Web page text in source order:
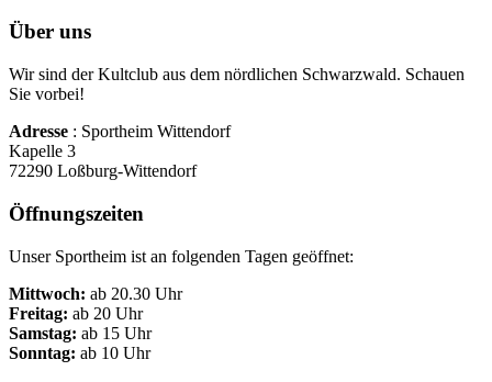
Über uns
Wir sind der Kultclub aus dem nördlichen Schwarzwald. Schauen
Sie vorbei!
Adresse : Sportheim Wittendorf
Kapelle 3
72290 Loßburg-Wittendorf
Öffnungszeiten
Unser Sportheim ist an folgenden Tagen geöffnet:
Mittwoch: ab 20.30 Uhr
Freitag: ab 20 Uhr
Samstag: ab 15 Uhr
Sonntag: ab 10 Uhr